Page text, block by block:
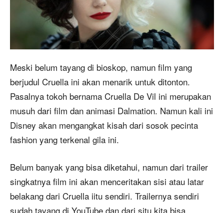
Meski belum tayang di bioskop, namun film yang
berjudul Cruella ini akan menarik untuk ditonton.
Pasalnya tokoh bernama Cruella De Vil ini merupakan
musuh dari film dan animasi Dalmation. Namun kali ini
Disney akan mengangkat kisah dari sosok pecinta
fashion yang terkenal gila ini.
Belum banyak yang bisa diketahui, namun dari trailer
singkatnya film ini akan menceritakan sisi atau latar
belakang dari Cruella iitu sendiri. Trailernya sendiri
sudah tayang di YouTube dan dari situ kita bisa